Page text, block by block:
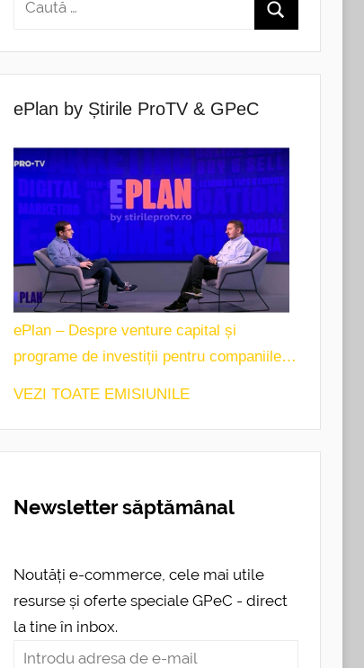
ePlan by Știrile ProTV & GPeC
ePlan – Despre venture capital și
programe de investiții pentru companiile
VEZI TOATE EMISIUNILE
Newsletter săptămânal
Noutăți e-commerce, cele mai utile
resurse și oferte speciale GPeC - direct
la tine în inbox.